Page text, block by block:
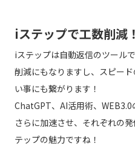
iステップで工数削減！
iステップは自動返信のツール
削減にもなりますし、スピー
い事にも繋がります！
ChatGPT、AI活用術、WEB3.0
さらに加速させ、それぞれの
テップの魅力ですね！